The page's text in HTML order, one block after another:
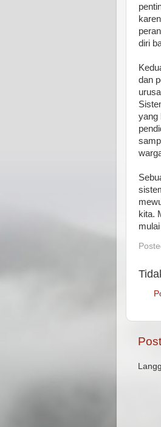
diri
dan
yang
kita.